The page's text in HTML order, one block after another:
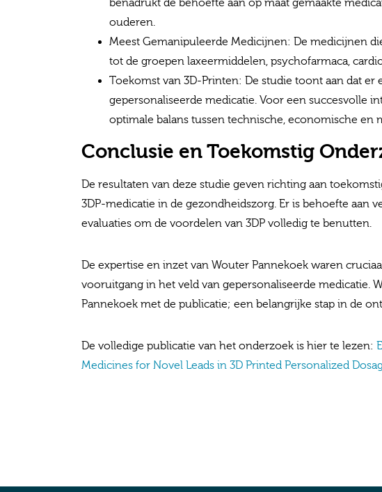
benadrukt de behoefte aan op maat gemaakte
ouderen.
Meest Gemanipuleerde Medicijnen: De medicijnen
tot de groepen laxeermiddelen, psychofarmaca,
Toekomst van 3D-Printen: De studie toont aan dat er
gepersonaliseerde medicatie. Voor een succesvolle
optimale balans tussen technische, economische en
Conclusie en Toekomstig
De resultaten van deze studie geven richting aan
3DP-medicatie in de gezondheidszorg. Er is behoefte aan
evaluaties om de voordelen van 3DP volledig te benutten.
De expertise en inzet van Wouter Pannekoek waren
vooruitgang in het veld van gepersonaliseerde medicatie.
Pannekoek met de publicatie; een belangrijke stap in de
De volledige publicatie van het onderzoek is hier te lezen:
Medicines for Novel Leads in 3D Printed Personalized